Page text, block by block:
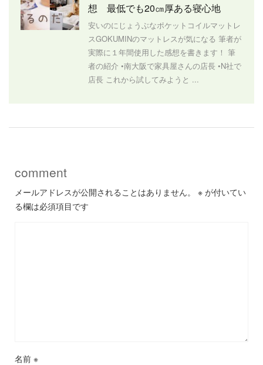
想 最低でも20㎝厚ある寝心地
安いのにじょうぶなポケットコイルマットレ
スGOKUMINのマットレスが気になる 筆者が
実際に１年間使用した感想を書きます！ 筆
者の紹介 •南大阪で家具屋さんの店長 •N社で
店長 これから試してみようと ...
comment
メールアドレスが公開されることはありません。 ※ が付いてい
る欄は必須項目です
名前 ※